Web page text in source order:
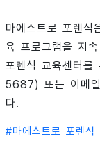
마에스트로 포렌
육 프로그램을 지
포렌식 교육센터
5687) 또는 이메
다.
#마에스트로 포렌식